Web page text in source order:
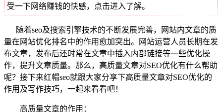
受一下网络赚钱的快感，点击进入了解。
随着seo及搜索引擎技术的不断发展完善，网站内文章的质
量在网站优化排名中的作用愈加突出。网站运营人员长期在发
布文章，发布后还时常在文章中插入内部链接等一些优化操
作，提升文章质量。那么，高质量文章对SEO优化有什么帮助
呢？接下来红帽seo就跟大家分享下高质量文章对SEO优化的
作用及写作技巧，一起来看看吧！
高质量文章的作用：